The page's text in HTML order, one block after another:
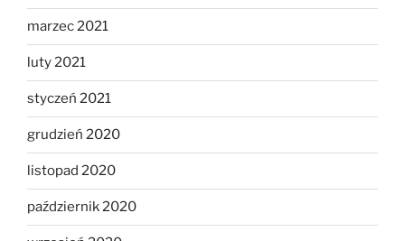
marzec 2021
luty 2021
styczeń 2021
grudzień 2020
listopad 2020
październik 2020